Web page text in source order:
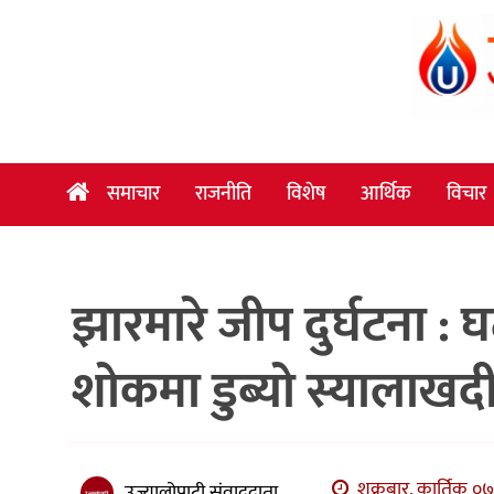
विशेष
अन्तर्वार्ता
मनोरञ्जन
विज्ञान
खेलकुद
समाचार राजनीति विशेष आर्थिक विचार
झारमारे जीप दुर्घटना
शोकमा डुब्यो